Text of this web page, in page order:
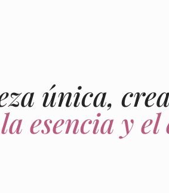
única,
esencia y